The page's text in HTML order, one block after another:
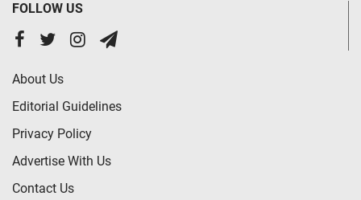
FOLLOW US
About Us
Editorial Guidelines
Privacy Policy
Advertise With Us
Contact Us